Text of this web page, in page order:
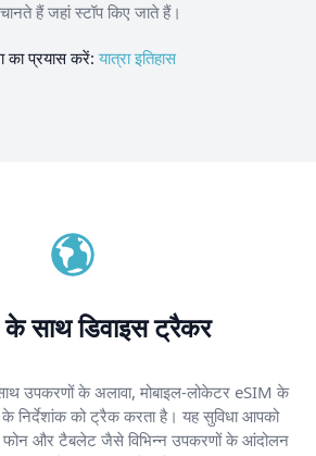
हैं जहां स्टॉप किए जाते हैं।
का प्रयास करें:यात्रा इतिहास
साथ डिवाइस ट्रैकर
उपकरणों के अलावा, मोबाइल-लोकेटर eSIM के
निर्देशांक को ट्रैक करता है। यह सुविधा आपको
फोन और टैबलेट जैसे विभिन्न उपकरणों के आंदोलन